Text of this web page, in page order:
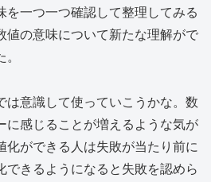
を一つ一つ確認して整理してみる
値の意味について新たな理解がで
は意識して使っていこうかな。数
に感じることが増えるような気が
化ができる人は失敗が当たり前に
できるようになると失敗を認めら